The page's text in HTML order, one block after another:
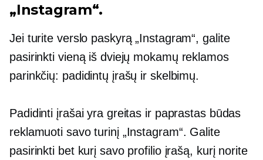
„Instagram“.
Jei turite verslo paskyrą „Instagram“, galite
pasirinkti vieną iš dviejų mokamų reklamos
parinkčių: padidintų įrašų ir skelbimų.
Padidinti įrašai yra greitas ir paprastas būdas
reklamuoti savo turinį „Instagram“. Galite
pasirinkti bet kurį savo profilio įrašą, kurį norite